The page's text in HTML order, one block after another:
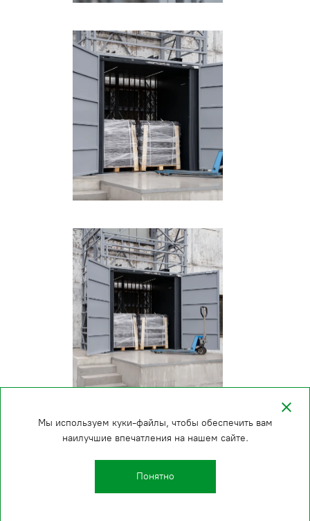
Мы используем куки-файлы, чтобы обеспечить вам
наилучшие впечатления на нашем сайте.
Понятно